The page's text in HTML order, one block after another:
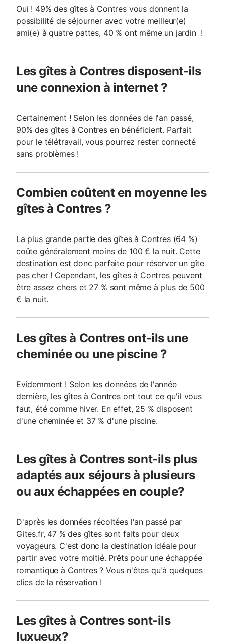
Oui ! 49% des gîtes à Contres vous donnent la
possibilité de séjourner avec votre meilleur(e)
ami(e) à quatre pattes, 40 % ont même un jardin !
Les gîtes à Contres disposent-ils
une connexion à internet ?
Certainement ! Selon les données de l'an passé,
90% des gîtes à Contres en bénéficient. Parfait
pour le télétravail, vous pourrez rester connecté
sans problèmes !
Combien coûtent en moyenne les
gîtes à Contres ?
La plus grande partie des gîtes à Contres (64 %)
coûte généralement moins de 100 € la nuit. Cette
destination est donc parfaite pour réserver un gîte
pas cher ! Cependant, les gîtes à Contres peuvent
être assez chers et 27 % sont même à plus de 500
€ la nuit.
Les gîtes à Contres ont-ils une
cheminée ou une piscine ?
Evidemment ! Selon les données de l'année
dernière, les gîtes à Contres ont tout ce qu'il vous
faut, été comme hiver. En effet, 25 % disposent
d'une cheminée et 37 % d'une piscine.
Les gîtes à Contres sont-ils plus
adaptés aux séjours à plusieurs
ou aux échappées en couple?
D'après les données récoltées l'an passé par
Gites.fr, 47 % des gîtes sont faits pour deux
voyageurs. C'est donc la destination idéale pour
partir avec votre moitié. Prêts pour une échappée
romantique à Contres ? Vous n'êtes qu'à quelques
clics de la réservation !
Les gîtes à Contres sont-ils
luxueux?